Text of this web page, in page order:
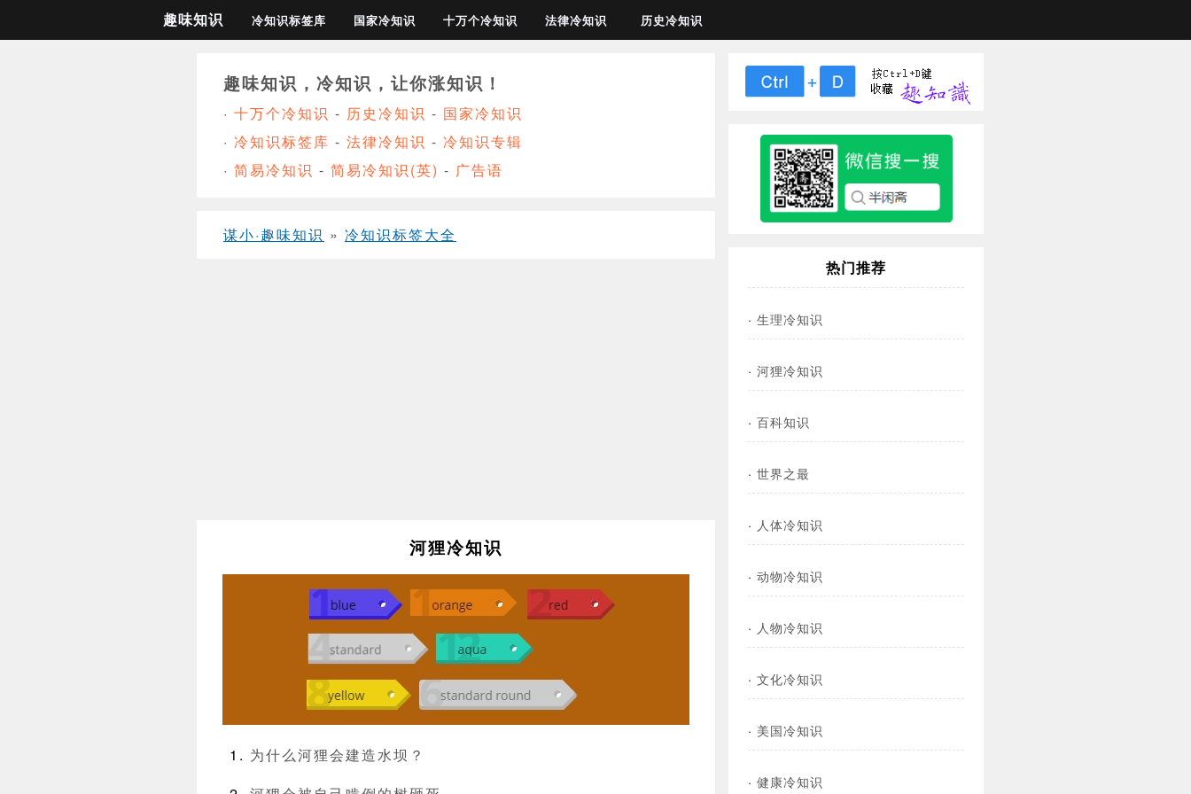
趣味知识 冷知识标签库 国家冷知识 十万个冷知识 法律冷知识 历史冷知识
趣味知识，冷知识，让你涨知识！
· 十万个冷知识 - 历史冷知识 - 国家冷知识
· 冷知识标签库 - 法律冷知识 - 冷知识专辑
· 简易冷知识 - 简易冷知识(英) - 广告语
谋小·趣味知识 » 冷知识标签大全
河狸冷知识
为什么河狸会建造水坝？
热门推荐
· 生理冷知识
· 河狸冷知识
· 百科知识
· 世界之最
· 人体冷知识
· 动物冷知识
· 人物冷知识
· 文化冷知识
· 美国冷知识
· 健康冷知识